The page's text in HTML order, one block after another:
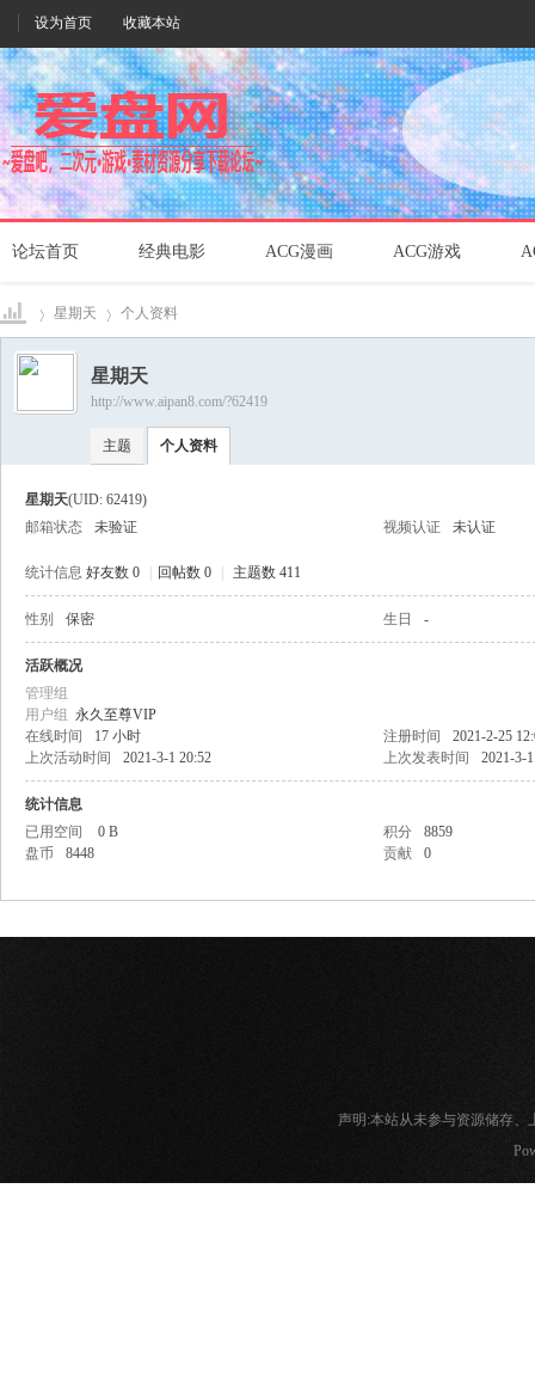
设为首页 收藏本站
论坛首页 经典电影 ACG漫画 ACG游戏
爱盘›
星期天 个人资料
星期天
http://www.aipan8.com/?62419
主题 个人资料
星期天(UID: 62419)
邮箱状态
未验证 视频认证 未认证
统计信息 好友数 0 回帖数 0 主题数 411
性别 保密 生日 -
活跃概况
管理组
用户组 永久至尊VIP
在线时间
17 小时 注册时间
2021-2-25
上次活动时间
2021-3-1 20:52 上次发表时间 2021-3-
统计信息
已用空间
0 B 积分
8859
盘币
8448 贡献 0
声明:本站从未参与资源储存、